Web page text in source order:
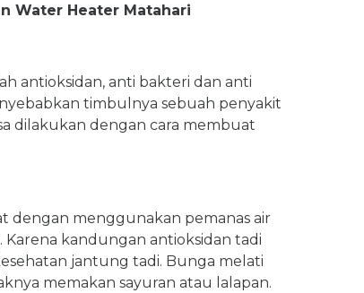
Water Heater Matahari
antioksidan, anti bakteri dan anti
timbulnya sebuah penyakit
dilakukan dengan cara membuat
dengan menggunakan pemanas air
kandungan antioksidan tadi
jantung tadi. Bunga melati
memakan sayuran atau lalapan.